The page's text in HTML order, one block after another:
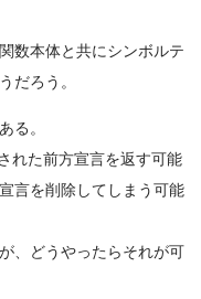
数本体と共にシンボルテ
だろう。
る。
れた前方宣言を返す可能
言を削除してしまう可能
、どうやったらそれが可